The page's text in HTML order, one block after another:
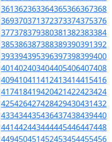
361362363364365366367368
369370371372373374375376
377378379380381382383384
385386387388389390391392
393394395396397398399400
401402403404405406407408
409410411412413414415416
417418419420421422423424
425426427428429430431432
433434435436437438439440
441442443444445446447448
449450451452453454455456